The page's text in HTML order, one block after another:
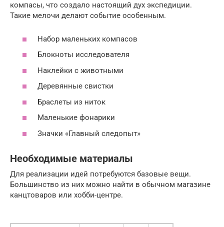
компасы, что создало настоящий дух экспедиции.
Такие мелочи делают событие особенным.
Набор маленьких компасов
Блокноты исследователя
Наклейки с животными
Деревянные свистки
Браслеты из ниток
Маленькие фонарики
Значки «Главный следопыт»
Необходимые материалы
Для реализации идей потребуются базовые вещи.
Большинство из них можно найти в обычном магазине
канцтоваров или хобби-центре.